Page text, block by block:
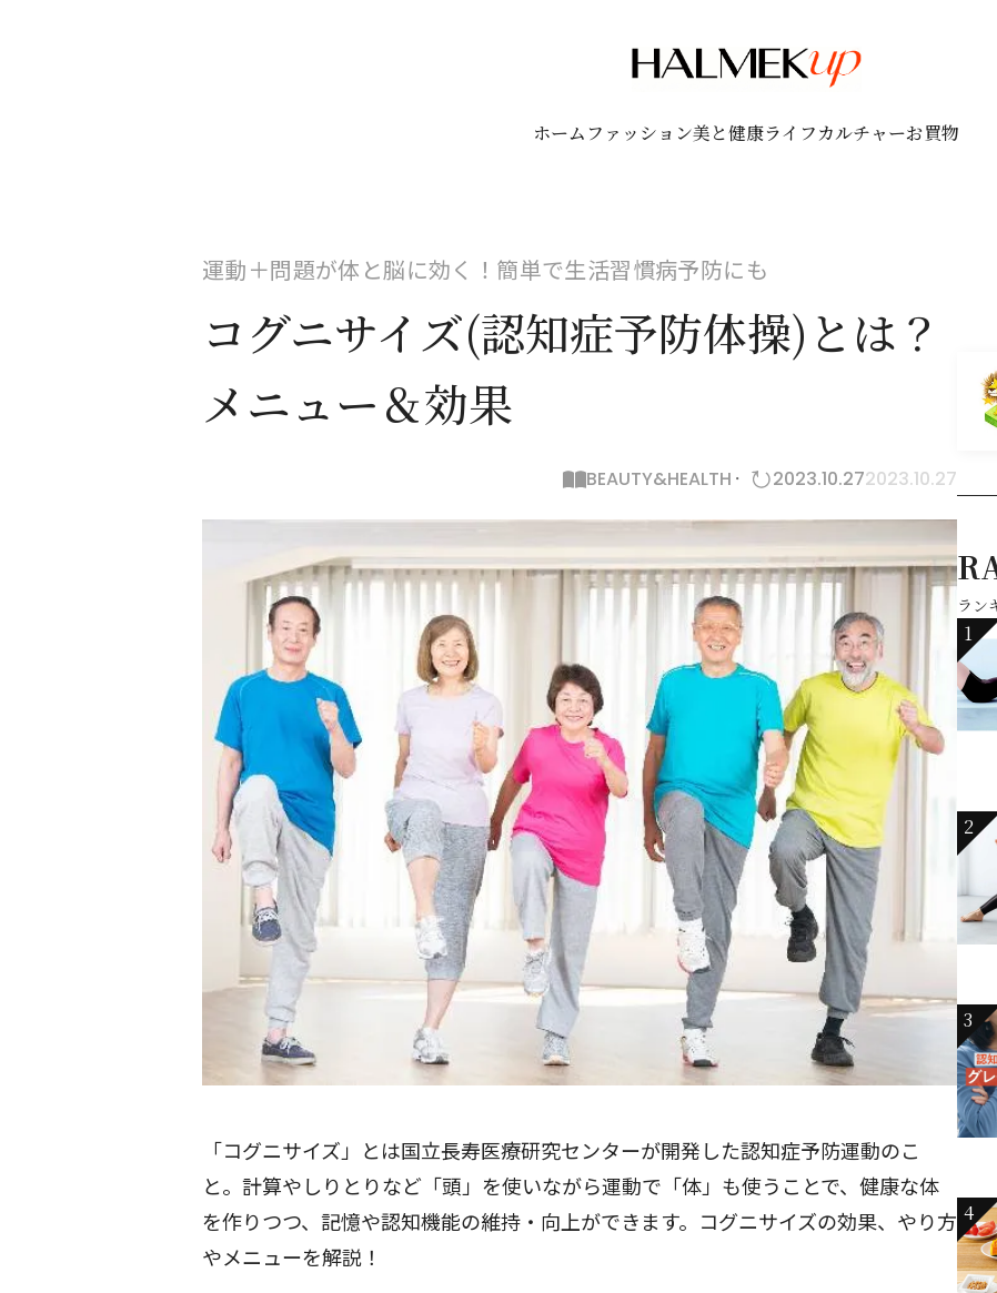
ホーム ファッション美と健康ライフカルチャーお買物
運動＋問題が体と脳に効く！簡単で生活習慣病予防にも
コグニサイズ(認知症予防体操)とは？
メニュー＆効果
BEAUTY&HEALTH 2023.10.272023.10.27
「コグニサイズ」とは国立長寿医療研究センターが開発した認知症予防運動のこ
と。計算やしりとりなど「頭」を使いながら運動で「体」も使うことで、健康な体
を作りつつ、記憶や認知機能の維持・向上ができます。コグニサイズの効果、やり方
やメニューを解説！
ラン
1
2
3
4